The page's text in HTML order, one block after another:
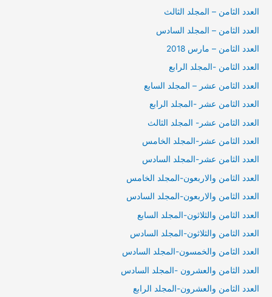
العدد الثامن – المجلد الثالث
العدد الثامن – المجلد السادس
العدد الثامن – مارس 2018
العدد الثامن -المجلد الرابع
العدد الثامن عشر – المجلد السابع
العدد الثامن عشر -المجلد الرابع
العدد الثامن عشر- المجلد الثالث
العدد الثامن عشر-المجلد الخامس
العدد الثامن عشر-المجلد السادس
العدد الثامن والاربعون-المجلد الخامس
العدد الثامن والاربعون-المجلد السادس
العدد الثامن والثلاثون-المجلد السابع
العدد الثامن والثلاثون-المجلد السادس
العدد الثامن والخمسون-المجلد السادس
العدد الثامن والعشرون -المجلد السادس
العدد الثامن والعشرون-المجلد الرابع